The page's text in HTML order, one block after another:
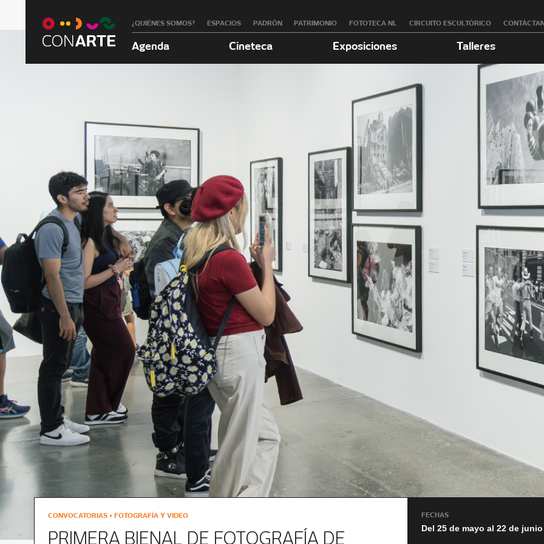
¿QUIÉNES SOMOS? ESPACIOS PADRÓN PATRIMONIO FOTOTECA NL CIRCUITO ESCULTÓRICO
Agenda Cineteca Exposiciones Talleres
CONVOCATORIAS • FOTOGRAFÍA Y VIDEO
PRIMERA BIENAL DE FOTOGRAFÍA DE
FECHAS
Del 25 de mayo al 22 de